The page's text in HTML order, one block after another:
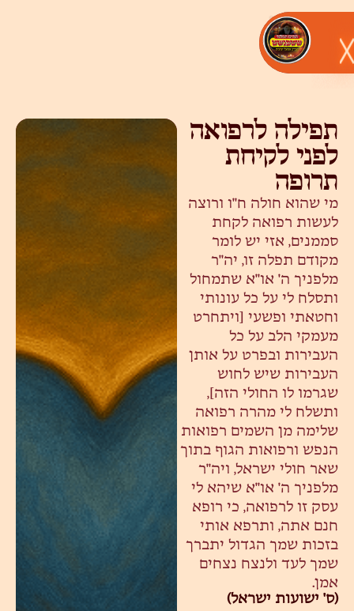
תפילה לרפואה
לפני לקיחת
תרופה
מי שהוא חולה ח"ו ורוצה
לעשות רפואה לקחת
סממנים, אזי יש לומר
מקודם תפלה זו, יה"ר
מלפניך ה' או"א שתמחול
ותסלח לי על כל עונותי
וחטאתי ופשעי [ויתחרט
מעמקי הלב על כל
העבירות ובפרט על אותן
העבירות שיש לחוש
שגרמו לו החולי הזה],
ותשלח לי מהרה רפואה
שלימה מן השמים רפואות
הנפש ורפואות הגוף בתוך
שאר חולי ישראל, ויה"ר
מלפניך ה' או"א שיהא לי
עסק זו לרפואה, כי רופא
חנם אתה, ותרפא אותי
בזכות שמך הגדול יתברך
שמך לעד ולנצח נצחים
אמן.
(ס' ישועות ישראל)